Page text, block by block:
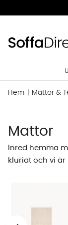
Hem Mattor &
Mattor
Inred hemma
klurigt och vi